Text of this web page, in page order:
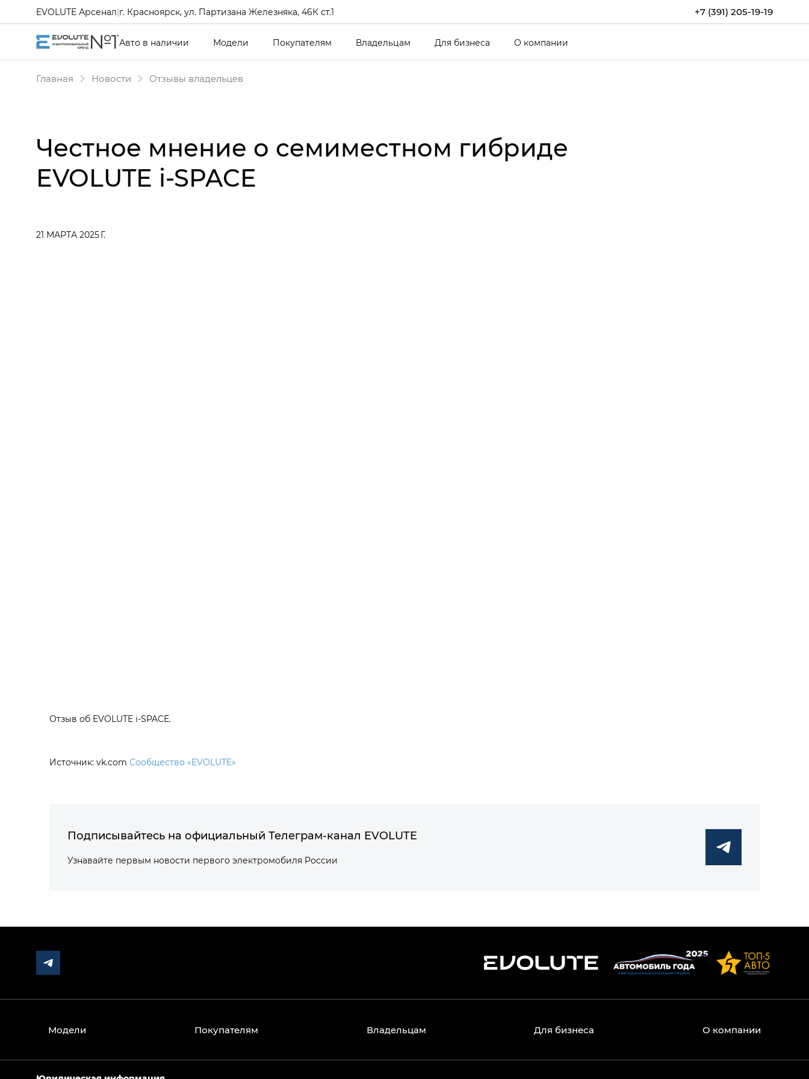
+7 (391) 205-19-19
EVOLUTE Арсенал|г. Красноярск, ул. Партизана Железняка, 46К ст.1
Авто в наличии Модели Покупателям Владельцам Для бизнеса О компании
Главная Новости Отзывы владельцев
Честное мнение о семиместном гибриде
EVOLUTE i‑SPACE
21 МАРТА 2025 Г.
Отзыв об EVOLUTE i‑SPACE.
Источник: vk.com Сообщество «EVOLUTE»
Подписывайтесь на официальный Телеграм-канал EVOLUTE
Узнавайте первым новости первого электромобиля России
Модели Покупателям Владельцам Для бизнеса О компании